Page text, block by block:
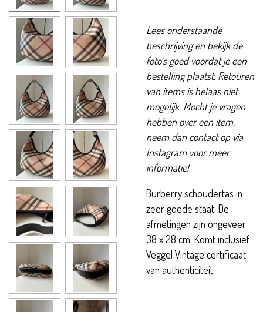
Lees onderstaande
beschrijving en bekijk de
foto's goed voordat je een
bestelling plaatst. Retouren
van items is helaas niet
mogelijk. Mocht je vragen
hebben over een item,
neem dan contact op via
Instagram voor meer
informatie!
Burberry schoudertas in
zeer goede staat. De
afmetingen zijn ongeveer
38 x 28 cm. Komt inclusief
Veggel Vintage certificaat
van authenticiteit.